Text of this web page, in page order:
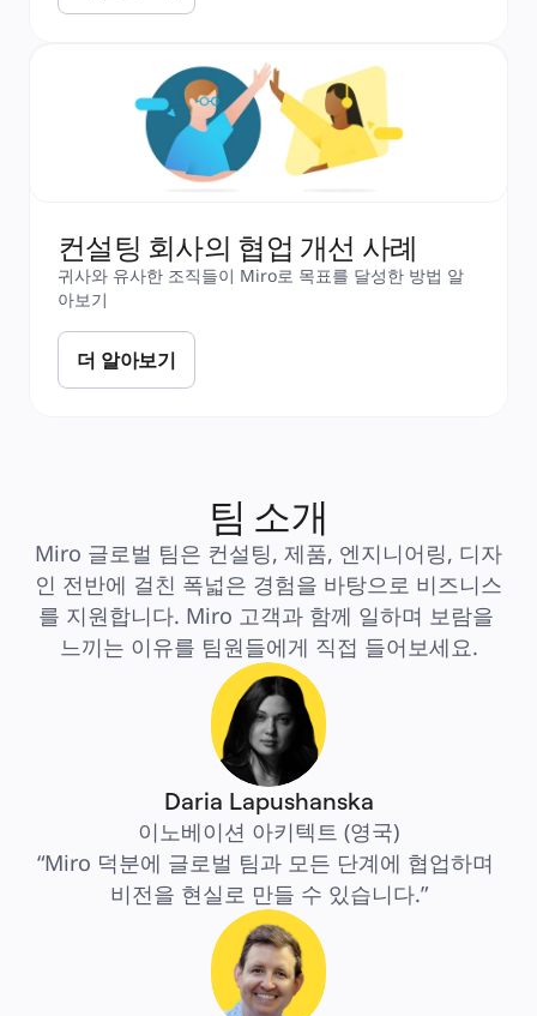
컨설팅 회사의 협업 개선 사례
귀사와 유사한 조직들이 Miro로 목표를 달성한 방법 알
아보기
더 알아보기
팀 소개
Miro 글로벌 팀은 컨설팅, 제품, 엔지니어링, 디자
인 전반에 걸친 폭넓은 경험을 바탕으로 비즈니스
를 지원합니다. Miro 고객과 함께 일하며 보람을
느끼는 이유를 팀원들에게 직접 들어보세요.
Daria Lapushanska
이노베이션 아키텍트 (영국)
“Miro 덕분에 글로벌 팀과 모든 단계에 협업하며
비전을 현실로 만들 수 있습니다.”